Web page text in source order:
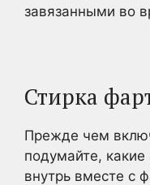
завязанными во
Стирка
Прежде чем
подумайте,
внутрь вместе с